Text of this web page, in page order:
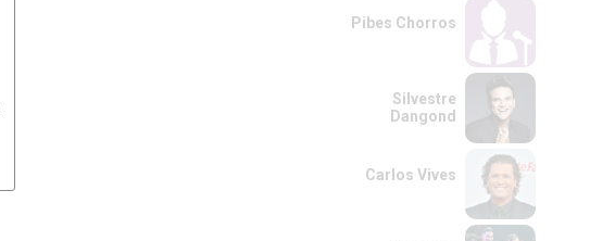
Pibes Chorros
Silvestre
Dangond
Carlos Vives